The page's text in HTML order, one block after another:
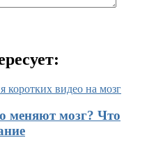
меняют мозг? Что